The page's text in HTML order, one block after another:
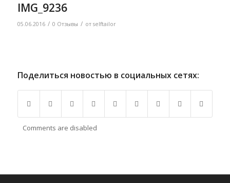
IMG_9236
05.06.2016 / 0 Отзывы / от selftailor
Поделиться новостью в социальных сетях:
Comments are disabled